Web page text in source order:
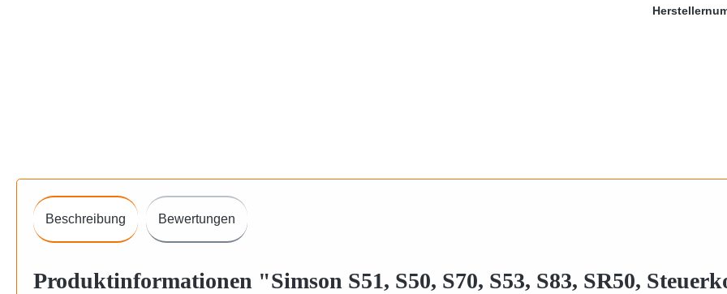
Beschreibung Bewertungen
Produktinformationen "Simson S51, S50, S70, S53, S83, SR50,